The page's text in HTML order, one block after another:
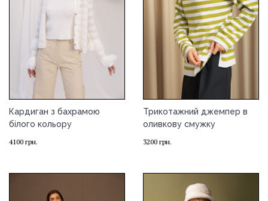
Кардиган з бахрамою
білого кольору
4100 грн.
Трикотажний джемпер в
оливкову смужку
3200 грн.